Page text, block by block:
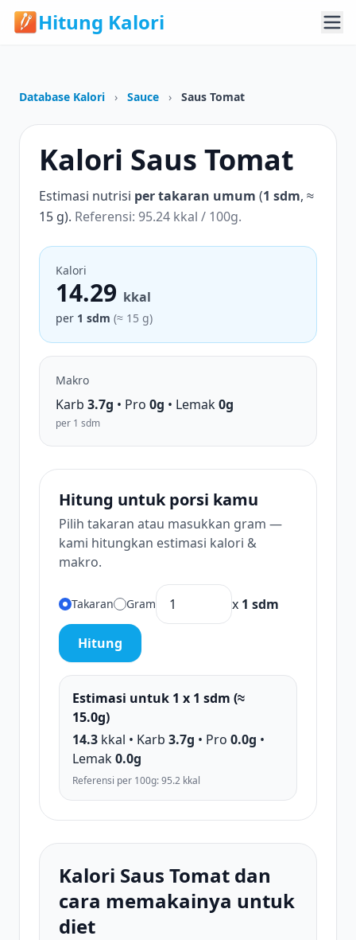
Hitung Kalori
Database Kalori › Sauce › Saus Tomat
Kalori Saus Tomat
Estimasi nutrisi per takaran umum (1 sdm, ≈
15 g). Referensi: 95.24 kkal / 100g.
Kalori
14.29 kkal
per 1 sdm (≈ 15 g)
Makro
Karb 3.7g • Pro 0g • Lemak0g
per 1 sdm
Hitung untuk porsi kamu
Pilih takaran atau masukkan gram —
kami hitungkan estimasi kalori &
makro.
Takaran Gram x 1 sdm
Hitung
Estimasi untuk 1 x 1 sdm (≈
15.0g)
14.3 kkal • Karb 3.7g • Pro 0.0g •
Lemak0.0g
Referensi per 100g: 95.2 kkal
Kalori Saus Tomat dan
cara memakainya untuk
diet